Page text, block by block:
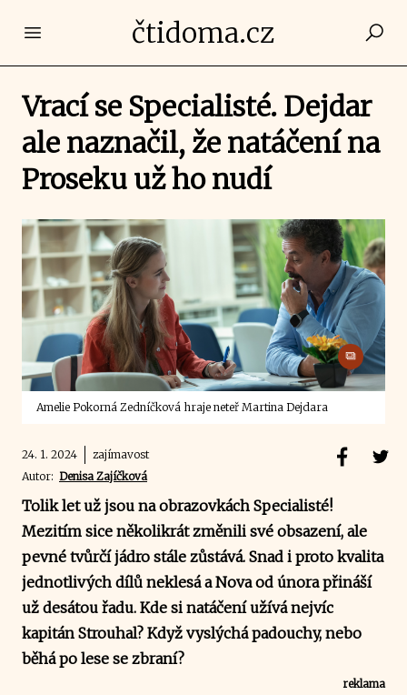
Open main menučtidoma.cz
Vrací se Specialisté. Dejdar
ale naznačil, že natáčení na
Proseku už ho nudí
Amelie Pokorná Zedníčková hraje neteř Martina Dejdara
24. 1. 2024
zajímavost
Autor: Denisa Zajíčková
Tolik let už jsou na obrazovkách Specialisté!
Mezitím sice několikrát změnili své obsazení, ale
pevné tvůrčí jádro stále zůstává. Snad i proto kvalita
jednotlivých dílů neklesá a Nova od února přináší
už desátou řadu. Kde si natáčení užívá nejvíc
kapitán Strouhal? Když vyslýchá padouchy, nebo
běhá po lese se zbraní?
reklama